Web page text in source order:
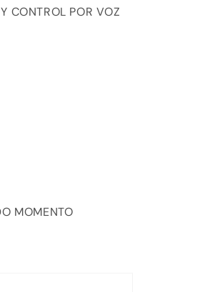
CONTROL POR VOZ
MOMENTO